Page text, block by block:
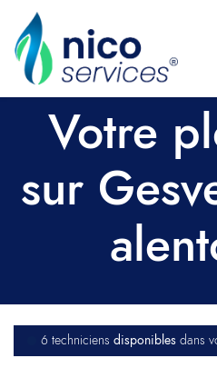
Votre
sur
6 techniciensdisponibles dans